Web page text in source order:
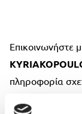
Επικοινωνήστε
πληροφορία